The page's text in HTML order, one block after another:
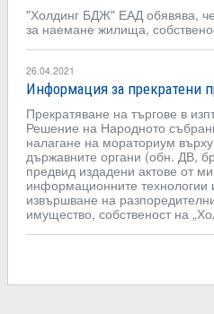
"Холдинг БДЖ" ЕАД обявява,
за наемане жилища,
26.04.2021
Информация за прекратени
Прекратяване на търгове в
Решение на Народното
налагане на мораториум
държавните органи (обн. ДВ,
предвид издадени актове от
информационните
извършване на
имущество, собственост на